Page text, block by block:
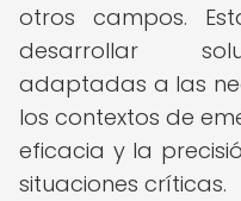
otros campos.
desarrollar
adaptadas a las
los contextos de
eficacia y la
situaciones críticas.